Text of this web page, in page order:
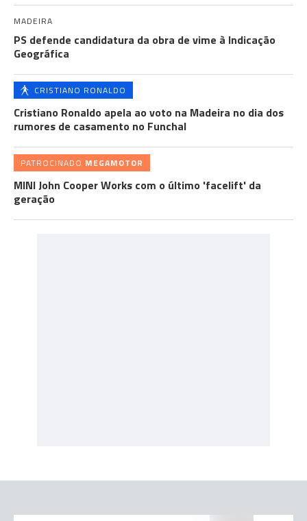
MADEIRA
PS defende candidatura da obra de vime à Indicação
Geográfica
CRISTIANO RONALDO
Cristiano Ronaldo apela ao voto na Madeira no dia dos
rumores de casamento no Funchal
PATROCINADO MEGAMOTOR
MINI John Cooper Works com o último 'facelift' da
geração